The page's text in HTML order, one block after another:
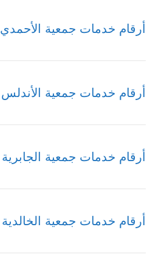
أرقام خدمات جمعية الأحمدي
أرقام خدمات جمعية الأندلس
أرقام خدمات جمعية الجابرية
أرقام خدمات جمعية الخالدية